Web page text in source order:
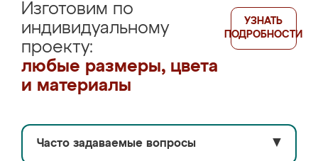
Изготовим по
индивидуальному
проекту:
любые размеры, цвета
и материалы
УЗНАТЬ
ПОДРОБНОСТИ
Часто задаваемые вопросы ▼